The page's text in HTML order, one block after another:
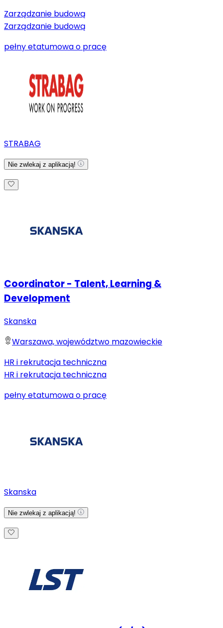
Zarządzanie budową
Zarządzanie budową
pełny etatumowa o pracę
STRABAG
Nie zwlekaj z aplikacją!
Coordinator - Talent, Learning &
Development
Skanska
Warszawa, województwo mazowieckie
HR i rekrutacja techniczna
HR i rekrutacja techniczna
pełny etatumowa o pracę
Skanska
Nie zwlekaj z aplikacją!